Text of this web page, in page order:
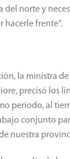
norte y
hacerle frente”.
la ministra
precisó los
periodo, al
conjunto
nuestra